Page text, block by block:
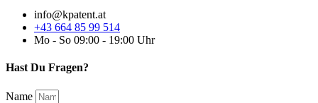
info@kpatent.at
+43 664 85 99 514
Mo - So 09:00 - 19:00 Uhr
Hast Du Fragen?
Name